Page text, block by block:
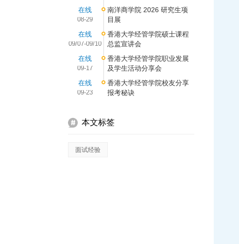
在线
08-29
南洋商学院 2026 研究生项
目展
在线
09/07-09/10
香港大学经管学院硕士课程
总监宣讲会
在线
09-17
香港大学经管学院职业发展
及学生活动分享会
在线
09-23
香港大学经管学院校友分享
报考秘诀
本文标签
面试经验